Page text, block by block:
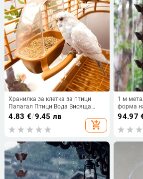
Хранилка за клетка за птици
Папагал Птици Вода Висяща
купа Кутия за хранилка за
папагал Клетка за домашни
любимци Пластмасов контейнер
бр.
4.83 €/9.45 лв
add_shopping_cart
1 м
форма
улуци
94.97